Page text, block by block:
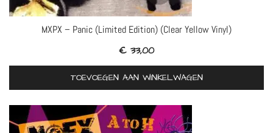
MXPX – Panic (Limited Edition) (Clear Yellow Vinyl)
€ 33,00
TOEVOEGEN AAN WINKELWAGEN